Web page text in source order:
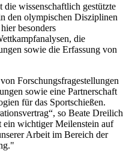
wissenschaftlich gestützte
den olympischen Disziplinen
besonders
die
sowie die Erfassung von
Forschungsfragestellungen
sowie eine Partnerschaft
für das Sportschießen.
so Beate Dreilich
ein wichtiger Meilenstein auf
Arbeit im Bereich der